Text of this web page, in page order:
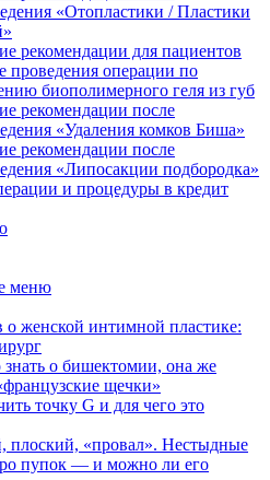
«Отопластики / Пластики
рекомендации для пациентов
проведения операции по
биополимерного геля из губ
рекомендации после
«Удаления комков Биша»
рекомендации после
«Липосакции подбородка»
и процедуры в кредит
меню
о женской интимной пластике:
о бишектомии, она же
щечки»
точку G и для чего это
«провал». Нестыдные
пупок — и можно ли его